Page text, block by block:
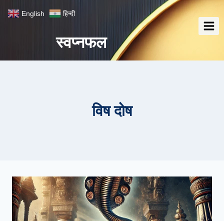
Skip
स्वप्नफल
विष दोष
English हिन्दी